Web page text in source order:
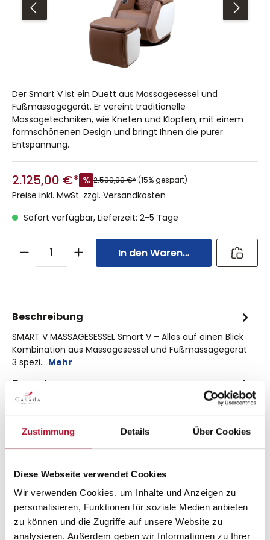
Zustimmung Details Über Cookies
Diese Webseite verwendet Cookies
Wir verwenden Cookies, um Inhalte und Anzeigen zu
personalisieren, Funktionen für soziale Medien anbieten
zu können und die Zugriffe auf unsere Website zu
analysieren. Außerdem geben wir Informationen zu Ihrer
Der Smart V ist ein Duett aus Massagesessel und
Fußmassagegerät. Er vereint traditionelle
Massagetechniken, wie Kneten und Klopfen, mit einem
formschönenen Design und bringt Ihnen die purer
Entspannung.
2.125,00 €* % 2.500,00 €*(15% gespart)
Preise inkl. MwSt. zzgl. Versandkosten
Sofort verfügbar, Lieferzeit: 2-5 Tage
In den Warenkorb
Beschreibung
SMART V MASSAGESESSEL Smart V – Alles auf einen Blick
Kombination aus Massagesessel und Fußmassagegerät
3 spezi… Mehr
Bewertungen
Produktgalerie überspringen
Related products
braintronics® Kopfhörer S